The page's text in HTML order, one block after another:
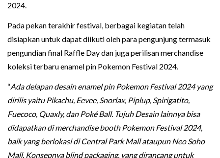
2024.
Pada pekan terakhir festival, berbagai kegiatan telah
disiapkan untuk dapat diikuti oleh para pengunjung termasuk
pengundian final Raffle Day dan juga perilisan merchandise
koleksi terbaru enamel pin Pokemon Festival 2024.
“Ada delapan desain enamel pin Pokemon Festival 2024 yang
dirilis yaitu Pikachu, Eevee, Snorlax, Piplup, Spirigatito,
Fuecoco, Quaxly, dan Poké Ball. Tujuh Desain lainnya bisa
didapatkan di merchandise booth Pokemon Festival 2024,
baik yang berlokasi di Central Park Mall ataupun Neo Soho
Mall. Konsepnya blind packaging, yang dirancang untuk